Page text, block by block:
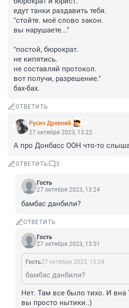
едут танки раздавить тебя.
"стойте. моё слово закон.
вы нарушаете..."
"постой, бюрократ.
не кипятись.
не составляй протокол.
вот получи, разрешение."
бах-бах.
ОТВЕТИТЬ
Русич Древний
27 октября 2023, 13:22
А про Донбасс ООН что-то
ОТВЕТИТЬ 3
Гость
27 октября 2023, 13:24
бамбас данбили?
ОТВЕТИТЬ
Гость
27 октября 2023, 13:51
Гость27 октября 2023, 13:24
бамбас данбили?
Нет. Там все было тихо. И вна
вы просто нытики..)